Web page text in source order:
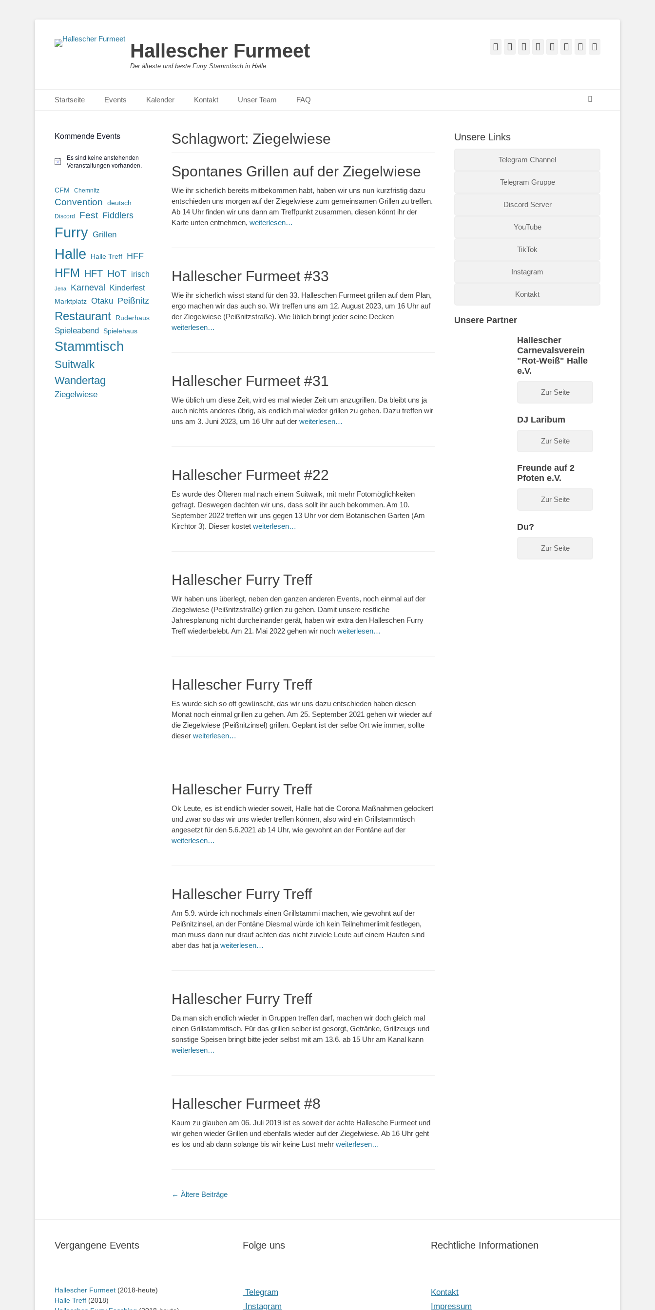
Hallescher Furmeet
Der älteste und beste Furry Stammtisch in Halle.
Facebook
Twitter Feed YouTubeInstagram
Reddit
Primäres Menü
Inhalt
Startseite Events Kalender Kontakt Unser Team FAQ
Schlagwort: Ziegelwiese
Spontanes Grillen auf der Ziegelwiese
Wie ihr sicherlich bereits mitbekommen habt, haben wir uns nun kurzfristig dazu
entschieden uns morgen auf der Ziegelwiese zum gemeinsamen Grillen zu treffen.
Ab 14 Uhr finden wir uns dann am Treffpunkt zusammen, diesen könnt ihr der
Karte unten entnehmen, weiterlesen…
Hallescher Furmeet #33
Wie ihr sicherlich wisst stand für den 33. Halleschen Furmeet grillen auf dem Plan,
ergo machen wir das auch so. Wir treffen uns am 12. August 2023, um 16 Uhr auf
der Ziegelwiese (Peißnitzstraße). Wie üblich bringt jeder seine Decken
weiterlesen…
Hallescher Furmeet #31
Wie üblich um diese Zeit, wird es mal wieder Zeit um anzugrillen. Da bleibt uns ja
auch nichts anderes übrig, als endlich mal wieder grillen zu gehen. Dazu treffen wir
uns am 3. Juni 2023, um 16 Uhr auf der weiterlesen…
Hallescher Furmeet #22
Es wurde des Öfteren mal nach einem Suitwalk, mit mehr Fotomöglichkeiten
gefragt. Deswegen dachten wir uns, dass sollt ihr auch bekommen. Am 10.
September 2022 treffen wir uns gegen 13 Uhr vor dem Botanischen Garten (Am
Kirchtor 3). Dieser kostet weiterlesen…
Hallescher Furry Treff
Wir haben uns überlegt, neben den ganzen anderen Events, noch einmal auf der
Ziegelwiese (Peißnitzstraße) grillen zu gehen. Damit unsere restliche
Jahresplanung nicht durcheinander gerät, haben wir extra den Halleschen Furry
Treff wiederbelebt. Am 21. Mai 2022 gehen wir noch weiterlesen…
Hallescher Furry Treff
Es wurde sich so oft gewünscht, das wir uns dazu entschieden haben diesen
Monat noch einmal grillen zu gehen. Am 25. September 2021 gehen wir wieder auf
die Ziegelwiese (Peißnitzinsel) grillen. Geplant ist der selbe Ort wie immer, sollte
dieser weiterlesen…
Hallescher Furry Treff
Ok Leute, es ist endlich wieder soweit, Halle hat die Corona Maßnahmen gelockert
und zwar so das wir uns wieder treffen können, also wird ein Grillstammtisch
angesetzt für den 5.6.2021 ab 14 Uhr, wie gewohnt an der Fontäne auf der
weiterlesen…
Hallescher Furry Treff
Am 5.9. würde ich nochmals einen Grillstammi machen, wie gewohnt auf der
Peißnitzinsel, an der Fontäne Diesmal würde ich kein Teilnehmerlimit festlegen,
man muss dann nur drauf achten das nicht zuviele Leute auf einem Haufen sind
aber das hat ja weiterlesen…
Hallescher Furry Treff
Da man sich endlich wieder in Gruppen treffen darf, machen wir doch gleich mal
einen Grillstammtisch. Für das grillen selber ist gesorgt, Getränke, Grillzeugs und
sonstige Speisen bringt bitte jeder selbst mit am 13.6. ab 15 Uhr am Kanal kann
weiterlesen…
Hallescher Furmeet #8
Kaum zu glauben am 06. Juli 2019 ist es soweit der achte Hallesche Furmeet und
wir gehen wieder Grillen und ebenfalls wieder auf der Ziegelwiese. Ab 16 Uhr geht
es los und ab dann solange bis wir keine Lust mehr weiterlesen…
Beitragsnavigation
← Ältere Beiträge
Unsere Links
Telegram Channel
Telegram Gruppe
Discord Server
YouTube
TikTok
Instagram
Kontakt
Unsere Partner
Hallescher
Carnevalsverein
"Rot-Weiß" Halle
e.V.
Zur Seite
DJ Laribum
Zur Seite
Freunde auf 2
Pfoten e.V.
Zur Seite
Du?
Zur Seite
Kommende Events
Hinweis
Es sind keine anstehenden
Veranstaltungen vorhanden.
CFM Chemnitz
Convention deutsch
Discord Fest Fiddlers
Furry Grillen
Halle Halle Treff HFF
HFM HFT HoT irisch
Jena Karneval Kinderfest
Marktplatz Otaku Peißnitz
Restaurant Ruderhaus
Spieleabend Spielehaus
Stammtisch
Suitwalk
Wandertag
Ziegelwiese
Vergangene Events
Hallescher Furmeet (2018-heute)
Halle Treff (2018)
Folge uns
Telegram
Instagram
Rechtliche Informationen
Kontakt
Impressum